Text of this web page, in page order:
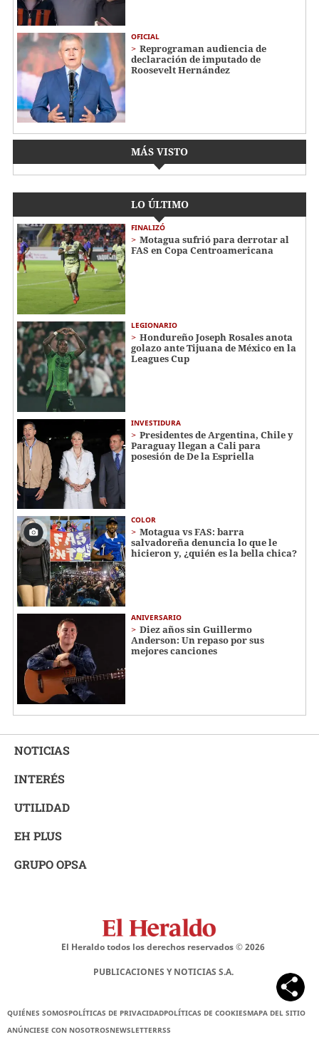
OFICIAL
Reprograman audiencia de
declaración de imputado de
Roosevelt Hernández
MÁS VISTO
LO ÚLTIMO
FINALIZÓ
Motagua sufrió para derrotar al
FAS en Copa Centroamericana
LEGIONARIO
Hondureño Joseph Rosales anota
golazo ante Tijuana de México en la
Leagues Cup
INVESTIDURA
Presidentes de Argentina, Chile y
Paraguay llegan a Cali para
posesión de De la Espriella
COLOR
Motagua vs FAS: barra
salvadoreña denuncia lo que le
hicieron y, ¿quién es la bella chica?
ANIVERSARIO
Diez años sin Guillermo
Anderson: Un repaso por sus
mejores canciones
NOTICIAS
INTERÉS
UTILIDAD
EH PLUS
GRUPO OPSA
El Heraldo todos los derechos reservados ©2026
PUBLICACIONES Y NOTICIAS S.A.
QUIÉNES SOMOSPOLÍTICAS DE PRIVACIDADPOLÍTICAS DE COOKIESMAPA DEL SITIO
ANÚNCIESE CON NOSOTROSNEWSLETTERRSS